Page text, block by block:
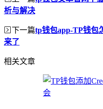
析与解决
下一篇tp钱包app-TP钱包
来了
相关文章